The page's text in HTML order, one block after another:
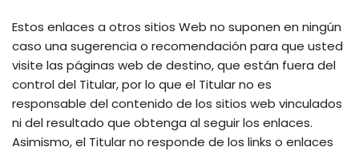
Estos enlaces a otros sitios Web no suponen en ningún
caso una sugerencia o recomendación para que usted
visite las páginas web de destino, que están fuera del
control del Titular, por lo que el Titular no es
responsable del contenido de los sitios web vinculados
ni del resultado que obtenga al seguir los enlaces.
Asimismo, el Titular no responde de los links o enlaces